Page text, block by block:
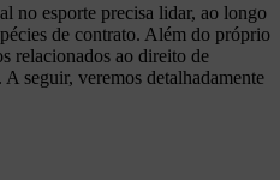
no esporte precisa lidar, ao longo
de contrato. Além do próprio
relacionados ao direito de
seguir, veremos detalhadamente